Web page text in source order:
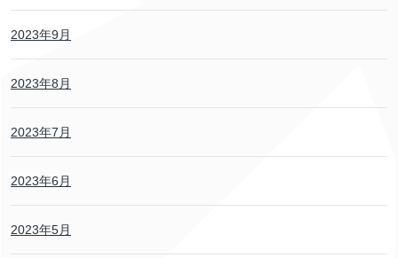
2023年9月
2023年8月
2023年7月
2023年6月
2023年5月